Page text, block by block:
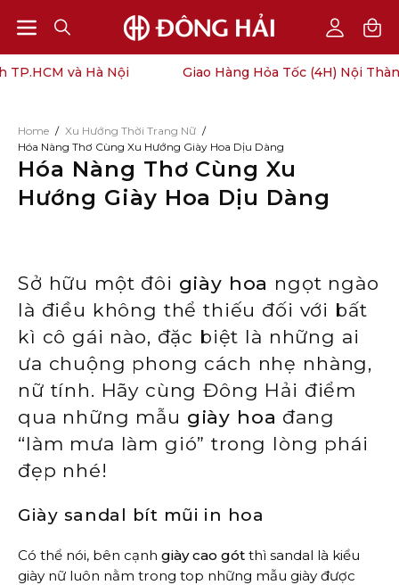
Open
navigation
OPEN
SEARCH
BAR
My
Account
và Hà Nội Giao Hàng Hỏa Tốc (4H) Nội Thành
Home / Xu Hướng Thời Trang Nữ /
Hóa Nàng Thơ Cùng Xu Hướng Giày Hoa Dịu Dàng
Hóa Nàng Thơ Cùng Xu
Hướng Giày Hoa Dịu Dàng
Sở hữu một đôi giày hoa ngọt ngào
là điều không thể thiếu đối với bất
kì cô gái nào, đặc biệt là những ai
ưa chuộng phong cách nhẹ nhàng,
nữ tính. Hãy cùng Đông Hải điểm
qua những mẫu giày hoa đang
“làm mưa làm gió” trong lòng phái
đẹp nhé!
Giày sandal bít mũi in hoa
Có thể nói, bên cạnh giày cao gót thì sandal là kiểu
giày nữ luôn nằm trong top những mẫu giày được